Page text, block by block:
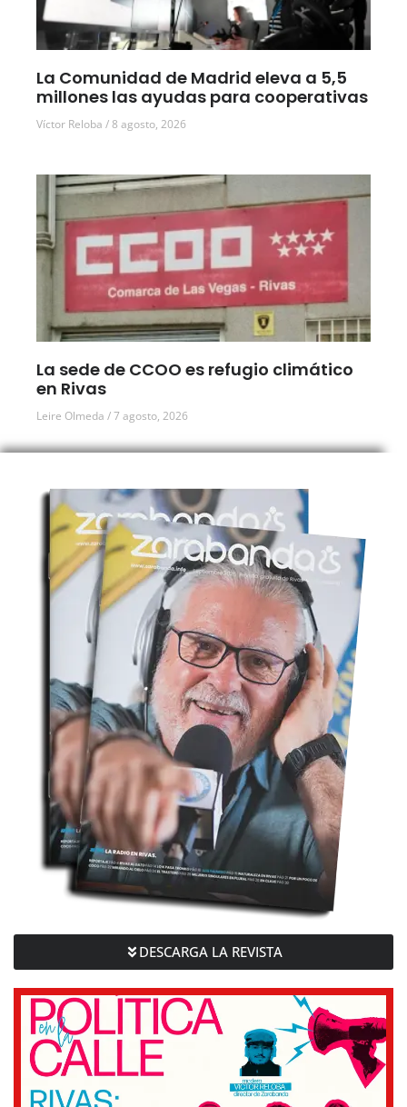
La Comunidad de Madrid eleva a 5,5
millones las ayudas para cooperativas
Víctor Reloba 8 agosto, 2026
La sede de CCOO es refugio climático
en Rivas
Leire Olmeda 7 agosto, 2026
DESCARGA LA REVISTA